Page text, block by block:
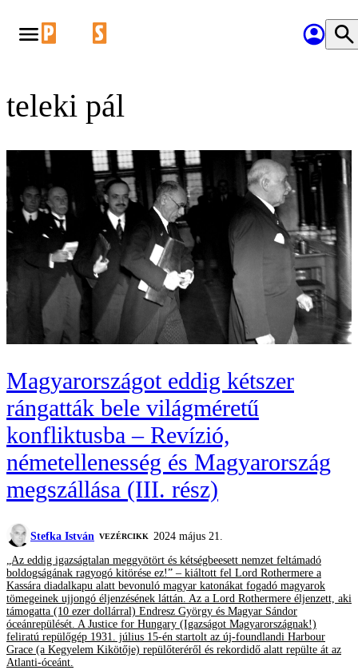
teleki pál
Magyarországot eddig kétszer
rángatták bele világméretű
konfliktusba – Revízió,
németellenesség és Magyarország
megszállása (III. rész)
Stefka István VEZÉRCIKK 2024 május 21.
„Az eddig igazságtalan meggyötört és kétségbeesett nemzet feltámadó
boldogságának ragyogó kitörése ez!” – kiáltott fel Lord Rothermere a
Kassára diadalkapu alatt bevonuló magyar katonákat fogadó magyarok
tömegeinek ujjongó éljenzésének láttán. Az a Lord Rothermere éljenzett, aki
támogatta (10 ezer dollárral) Endresz György és Magyar Sándor
óceánrepülését. A Justice for Hungary (Igazságot Magyarországnak!)
feliratú repülőgép 1931. július 15-én startolt az új-foundlandi Harbour
Grace (a Kegyelem Kikötője) repülőteréről és rekordidő alatt repülte át az
Atlanti-óceánt.